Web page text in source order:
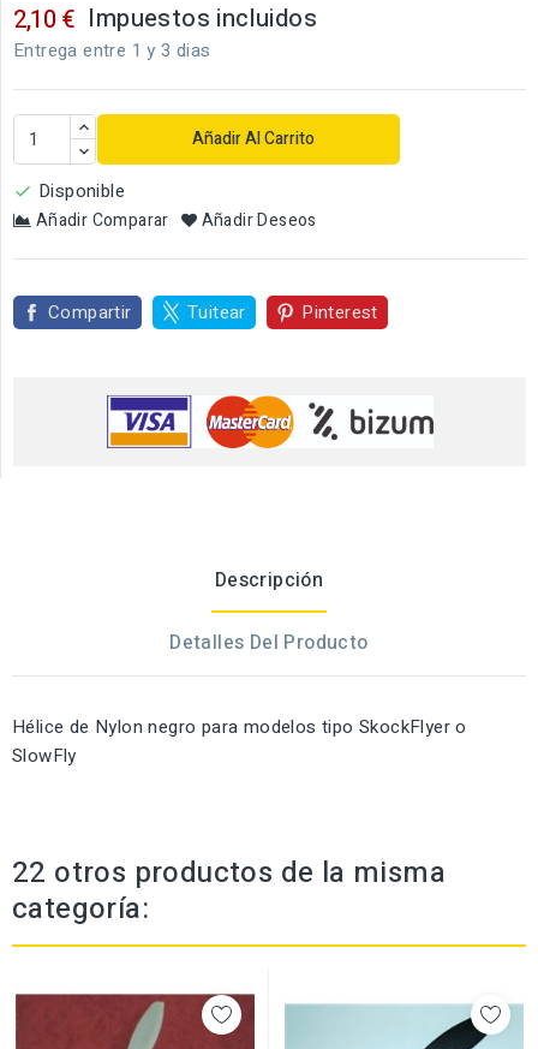
2,10 € Impuestos incluidos
Entrega entre 1 y 3 dias
Añadir Al Carrito
 Disponible
Añadir Comparar Añadir Deseos
Compartir Tuitear Pinterest
Descripción
Detalles Del Producto
Hélice de Nylon negro para modelos tipo SkockFlyer o
SlowFly
22 otros productos de la misma
categoría: